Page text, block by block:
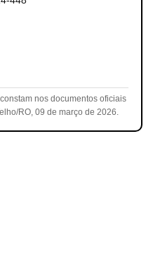
nos documentos oficiais
RO, 09 de março de 2026.